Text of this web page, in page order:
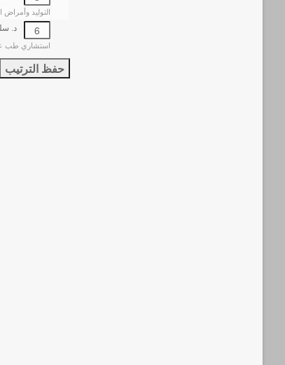
التوليد وأمراض
د.
استشاري طب
حفظ الترتيب